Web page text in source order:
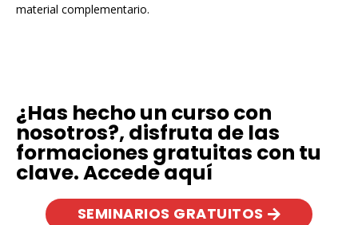
material complementario.
¿Has hecho un curso con
nosotros?, disfruta de las
formaciones gratuitas con tu
clave. Accede aquí
SEMINARIOS GRATUITOS